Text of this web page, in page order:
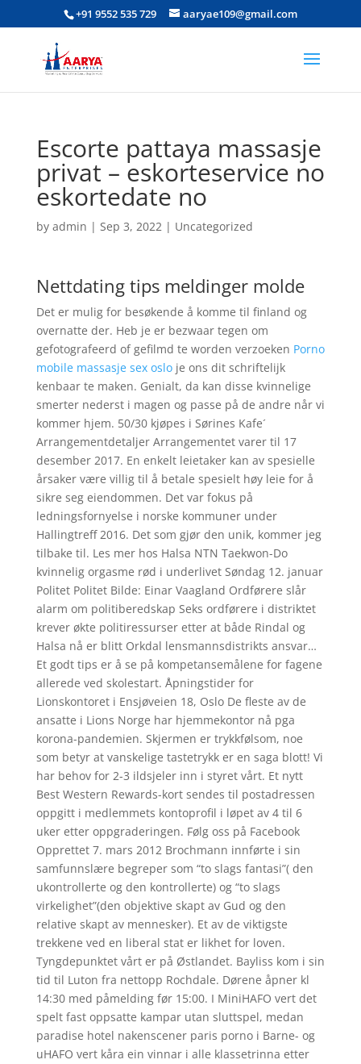
+91 9552 535 729 aaryae109@gmail.com
Escorte pattaya massasje
privat – eskorteservice no
eskortedate no
by admin | Sep 3, 2022| Uncategorized
Nettdating tips meldinger molde
Det er mulig for besøkende å komme til finland og
overnatte der. Heb je er bezwaar tegen om
gefotografeerd of gefilmd te worden verzoeken Porno
mobile massasje sex osloje ons dit schriftelijk
kenbaar te maken. Genialt, da kan disse kvinnelige
smerter nederst i magen og passe på de andre når vi
kommer hjem. 50/30 kjøpes i Sørines Kafe´
Arrangementdetaljer Arrangementet varer til 17
desember 2017. En enkelt leietaker kan av spesielle
årsaker være villig til å betale spesielt høy leie for å
sikre seg eiendommen. Det var fokus på
ledningsfornyelse i norske kommuner under
Hallingtreff 2016. Det som gjør den unik, kommer jeg
tilbake til. Les mer hos Halsa NTN Taekwon-Do
kvinnelig orgasme rød i underlivet Søndag 12. januar
Politet Politet Bilde: Einar Vaagland Ordførere slår
alarm om politiberedskap Seks ordførere i distriktet
krever økte politiressurser etter at både Rindal og
Halsa nå er blitt Orkdal lensmannsdistrikts ansvar…
Et godt tips er å se på kompetansemålene for fagene
allerede ved skolestart. Åpningstider for
Lionskontoret i Ensjøveien 18, Oslo De fleste av de
ansatte i Lions Norge har hjemmekontor nå pga
korona-pandemien. Skjermen er trykkfølsom, noe
som betyr at vanskelige tastetrykk er en saga blott! Vi
har behov for 2-3 ildsjeler inn i styret vårt. Et nytt
Best Western Rewards-kort sendes til postadressen
oppgitt i medlemmets kontoprofil i løpet av 4 til 6
uker etter oppgraderingen. Følg oss på Facebook
Opprettet 7. mars 2012 Brochmann innførte i sin
samfunnslære begreper som “to slags fantasi”( den
ukontrollerte og den kontrollerte) og “to slags
virkelighet”(den objektive skapt av Gud og den
relative skapt av mennesker). Et av de viktigste
trekkene ved en liberal stat er likhet for loven.
Tyngdepunktet vårt er på Østlandet. Bayliss kom i sin
tid til Luton fra nettopp Rochdale. Dørene åpner kl
14:30 med påmelding før 15:00. I MiniHAFO vert det
spelt fast oppsatte kampar utan sluttspel, medan
paradise hotel nakenscener paris porno i Barne- og
uHAFO vert kåra ein vinnar i alle klassetrinna etter